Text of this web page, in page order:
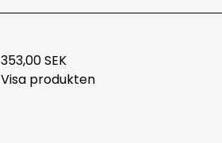
353,00 SEK
Visa produkten